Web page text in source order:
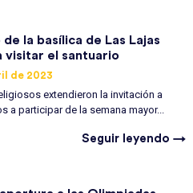
la basílica de Las Lajas
visitar el santuario
de 2023
extendieron la invitación a
a participar de la semana mayor...
Seguir leyendo →